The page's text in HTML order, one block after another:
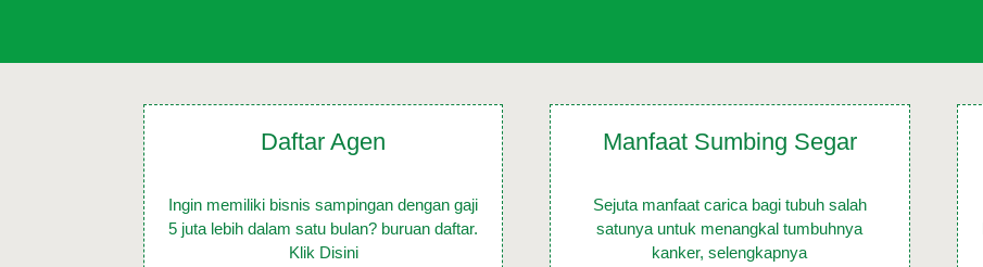
Daftar Agen
Ingin memiliki bisnis sampingan dengan gaji
5 juta lebih dalam satu bulan? buruan daftar.
Klik Disini
Manfaat Sumbing Segar
Sejuta manfaat carica bagi tubuh salah
satunya untuk menangkal tumbuhnya
kanker, selengkapnya